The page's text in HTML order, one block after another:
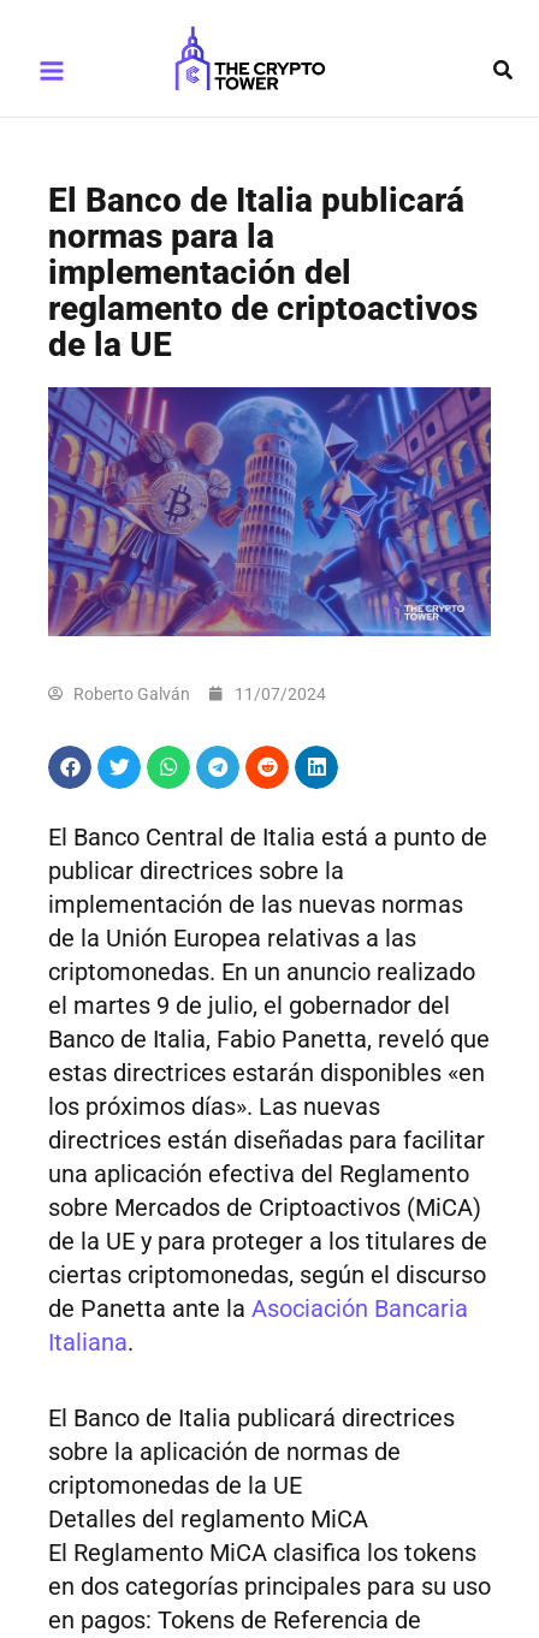
contenido
Menu
El Banco de Italia publicará
normas para la
implementación del
reglamento de criptoactivos
de la UE
Roberto Galván 11/07/2024
El Banco Central de Italia está a punto de
publicar directrices sobre la
implementación de las nuevas normas
de la Unión Europea relativas a las
criptomonedas. En un anuncio realizado
el martes 9 de julio, el gobernador del
Banco de Italia, Fabio Panetta, reveló que
estas directrices estarán disponibles «en
los próximos días». Las nuevas
directrices están diseñadas para facilitar
una aplicación efectiva del Reglamento
sobre Mercados de Criptoactivos (MiCA)
de la UE y para proteger a los titulares de
ciertas criptomonedas, según el discurso
de Panetta ante la Asociación Bancaria
Italiana.
El Banco de Italia publicará directrices
sobre la aplicación de normas de
criptomonedas de la UE
Detalles del reglamento MiCA
El Reglamento MiCA clasifica los tokens
en dos categorías principales para su uso
en pagos: Tokens de Referencia de